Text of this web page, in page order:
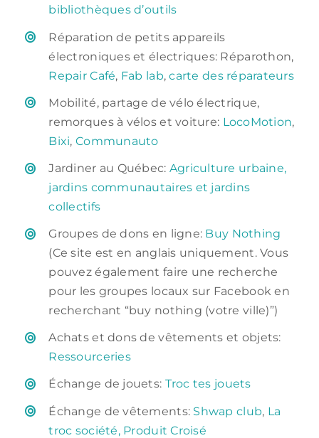
bibliothèques d’outils
Réparation de petits appareils
électroniques et électriques: Réparothon,
Repair Café, Fab lab,carte des réparateurs
Mobilité, partage de vélo électrique,
remorques à vélos et voiture: LocoMotion,
Bixi,Communauto
Jardiner au Québec: Agriculture urbaine,
jardins communautaires et jardins
collectifs
Groupes de dons en ligne: Buy Nothing
(Ce site est en anglais uniquement. Vous
pouvez également faire une recherche
pour les groupes locaux sur Facebook en
recherchant “buy nothing (votre ville)”)
Achats et dons de vêtements et objets:
Ressourceries
Échange de jouets: Troc tes jouets
Échange de vêtements: Shwap club, La
troc société, Produit Croisé